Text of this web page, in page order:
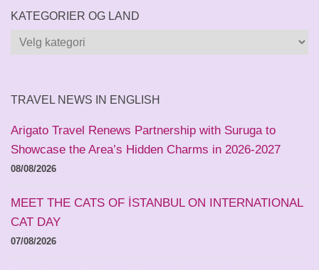
KATEGORIER OG LAND
Kategorier
TRAVEL NEWS IN ENGLISH
Arigato Travel Renews Partnership with Suruga to
Showcase the Area’s Hidden Charms in 2026-2027
08/08/2026
MEET THE CATS OF İSTANBUL ON INTERNATIONAL
CAT DAY
07/08/2026